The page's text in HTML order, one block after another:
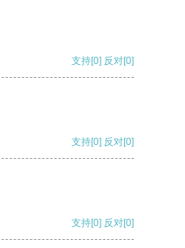
支持[0] 反对[0]
支持[0] 反对[0]
支持[0] 反对[0]